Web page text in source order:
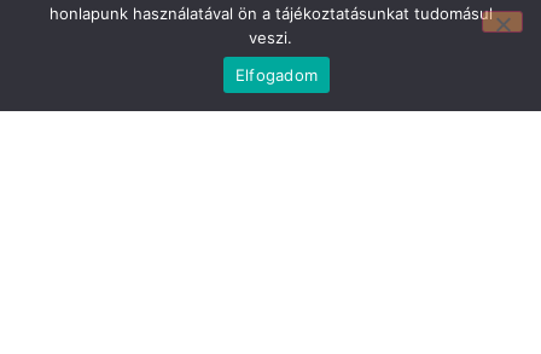
Mirland Lakberendezési Áruház:
7100 Szekszárd, Fáy András u. 29
webmirland@gmail.com
honlapunk használatával ön a tájékoztatásunkat tudomásul
veszi.
Elfogadom